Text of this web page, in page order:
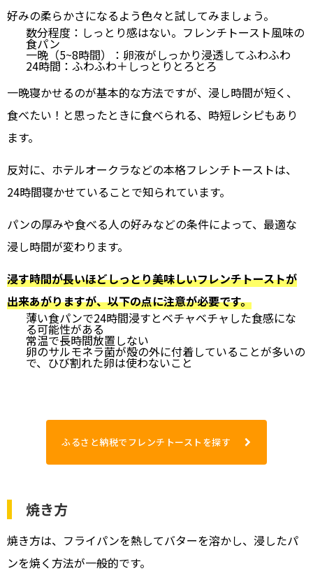
好みの柔らかさになるよう色々と試してみましょう。
数分程度：しっとり感はない。フレンチトースト風味の
食パン
一晩（5~8時間）：卵液がしっかり浸透してふわふわ
24時間：ふわふわ＋しっとりとろとろ
一晩寝かせるのが基本的な方法ですが、浸し時間が短く、
食べたい！と思ったときに食べられる、時短レシピもあり
ます。
反対に、ホテルオークラなどの本格フレンチトーストは、
24時間寝かせていることで知られています。
パンの厚みや食べる人の好みなどの条件によって、最適な
浸し時間が変わります。
浸す時間が長いほどしっとり美味しいフレンチトーストが
出来あがりますが、以下の点に注意が必要です。
薄い食パンで24時間浸すとベチャベチャした食感にな
る可能性がある
常温で長時間放置しない
卵のサルモネラ菌が殻の外に付着していることが多いの
で、ひび割れた卵は使わないこと
ふるさと納税でフレンチトーストを探す
焼き方
焼き方は、フライパンを熱してバターを溶かし、浸したパ
ンを焼く方法が一般的です。